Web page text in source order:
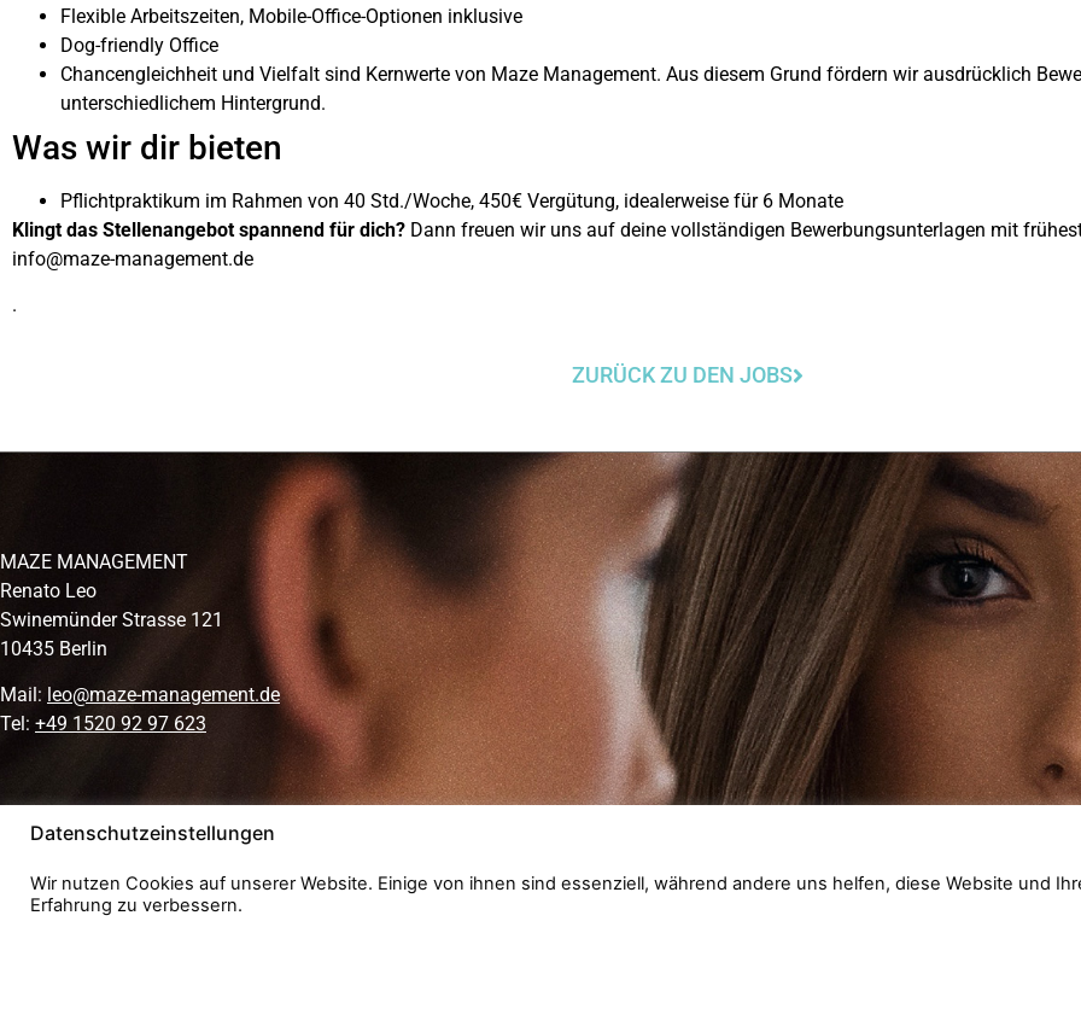
Flexible Arbeitszeiten, Mobile-Office-Optionen inklusive
Dog-friendly Office
Chancengleichheit und Vielfalt sind Kernwerte von Maze Management. Aus diesem Grund fördern wir ausdrücklich
unterschiedlichem Hintergrund.
Was wir dir bieten
Pflichtpraktikum im Rahmen von 40 Std./Woche, 450€ Vergütung, idealerweise für 6 Monate
Klingt das Stellenangebot spannend für dich? Dann freuen wir uns auf deine vollständigen Bewerbungsunterlagen mit
info@maze-management.de
.
ZURÜCK ZU DEN JOBS
MAZE MANAGEMENT
Renato Leo
Swinemünder Strasse 121
10435 Berlin
Mail: leo@maze-management.de
Tel: +49 1520 92 97 623
Datenschutzeinstellungen
Wir nutzen Cookies auf unserer Website. Einige von ihnen sind essenziell, während andere uns helfen, diese Website und
Erfahrung zu verbessern.